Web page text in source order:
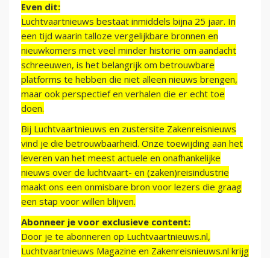
Even dit:
Luchtvaartnieuws bestaat inmiddels bijna 25 jaar. In
een tijd waarin talloze vergelijkbare bronnen en
nieuwkomers met veel minder historie om aandacht
schreeuwen, is het belangrijk om betrouwbare
platforms te hebben die niet alleen nieuws brengen,
maar ook perspectief en verhalen die er echt toe
doen.
Bij Luchtvaartnieuws en zustersite Zakenreisnieuws
vind je die betrouwbaarheid. Onze toewijding aan het
leveren van het meest actuele en onafhankelijke
nieuws over de luchtvaart- en (zaken)reisindustrie
maakt ons een onmisbare bron voor lezers die graag
een stap voor willen blijven.
Abonneer je voor exclusieve content:
Door je te abonneren op Luchtvaartnieuws.nl,
Luchtvaartnieuws Magazine en Zakenreisnieuws.nl krijg